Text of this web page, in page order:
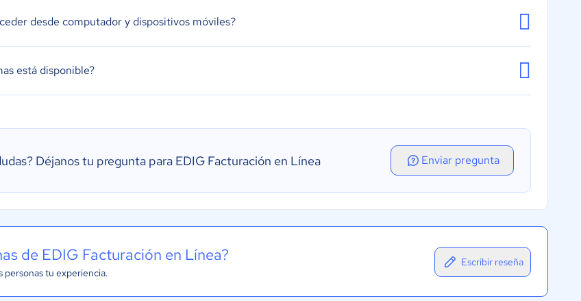
desde computador y dispositivos móviles?
está disponible?
Déjanos tu pregunta para EDIG Facturación en Línea Enviar pregunta
de EDIG Facturación en Línea?
personas tu experiencia.
Escribir reseña